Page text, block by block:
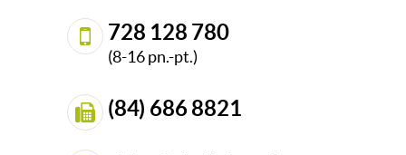
728 128 780
(8-16 pn.-pt.)
(84) 686 8821